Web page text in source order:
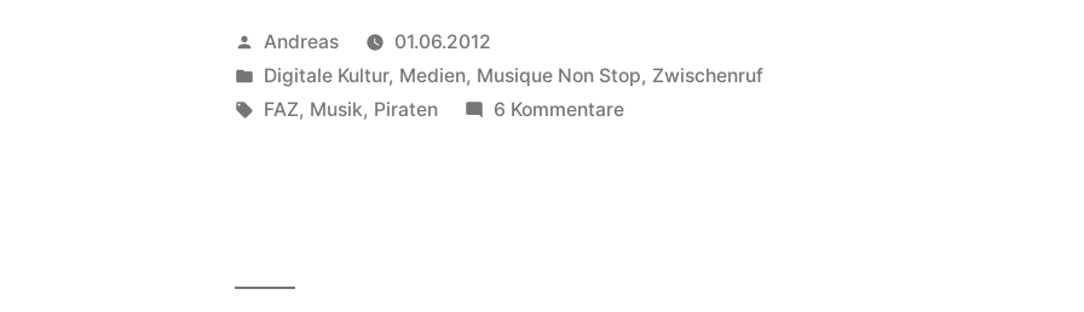
der
FAZ:
Netaudio-
Veröffentlicht
von
Andreas
01.06.2012
Veröffentlicht
in
Digitale Kultur, Medien, Musique Non Stop, Zwischenruf
Schlagwörter:
FAZ, Musik, Piraten 6 Kommentarezu